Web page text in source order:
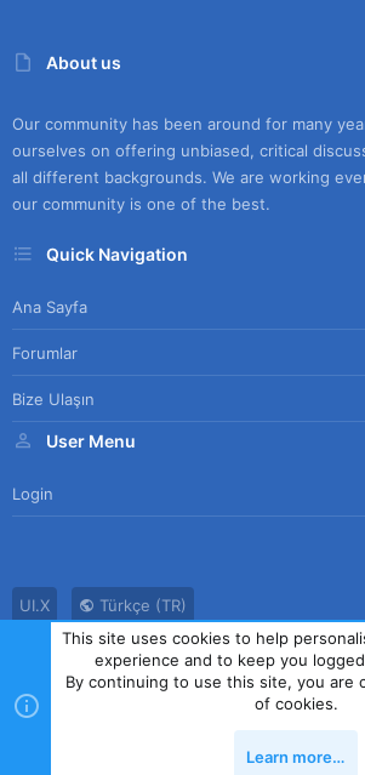
About us
Our community has been around for many
ourselves on offering unbiased, critical
all different backgrounds. We are working
our community is one of the best.
Quick Navigation
Ana Sayfa
Forumlar
Bize Ulaşın
User Menu
Login
UI.X
Türkçe (TR)
Bize Ulaşın
Kullanım Sözleşmesi Gizlilik
Ana Sayfa
R
S
This site uses cookies to help
experience and to keep you
By continuing to use this site, you are
of cookies.
Learn more…